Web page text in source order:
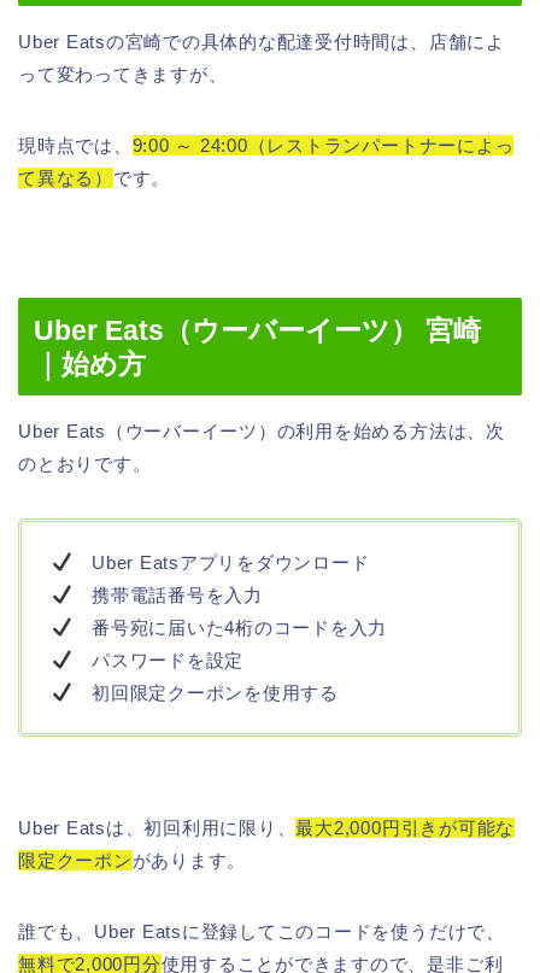
Uber Eatsの宮崎での具体的な配達受付時間は、店舗によ
って変わってきますが、
現時点では、 9:00 ～ 24:00（レストランパートナーによっ
て異なる） です。
Uber Eats（ウーバーイーツ） 宮崎
｜始め方
Uber Eats（ウーバーイーツ）の利用を始める方法は、次
のとおりです。
Uber Eatsアプリをダウンロード
携帯電話番号を入力
番号宛に届いた4桁のコードを入力
パスワードを設定
初回限定クーポンを使用する
Uber Eatsは、初回利用に限り、最大2,000円引きが可能な
限定クーポンがあります。
誰でも、Uber Eatsに登録してこのコードを使うだけで、
無料で2,000円分使用することができますので、是非ご利